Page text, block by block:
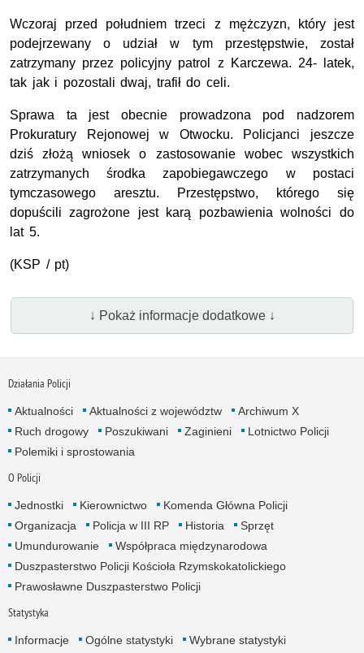
Wczoraj przed południem trzeci z mężczyzn, który jest
podejrzewany o udział w tym przestępstwie, został
zatrzymany przez policyjny patrol z Karczewa. 24- latek,
tak jak i pozostali dwaj, trafił do celi.
Sprawa ta jest obecnie prowadzona pod nadzorem
Prokuratury Rejonowej w Otwocku. Policjanci jeszcze
dziś złożą wniosek o zastosowanie wobec wszystkich
zatrzymanych środka zapobiegawczego w postaci
tymczasowego aresztu. Przestępstwo, którego się
dopuścili zagrożone jest karą pozbawienia wolności do
lat 5.
(KSP / pt)
↓ Pokaż informacje dodatkowe ↓
Działania Policji
Aktualności Aktualności z województw
Archiwum X
Ruch drogowy
Poszukiwani Zaginieni
Lotnictwo Policji
Polemiki i sprostowania
O Policji
Jednostki Kierownictwo
Komenda Główna Policji
Organizacja
Policja w III RP Historia
Sprzęt
Umundurowanie
Współpraca międzynarodowa
Duszpasterstwo Policji Kościoła Rzymskokatolickiego
Prawosławne Duszpasterstwo Policji
Statystyka
Informacje Ogólne statystyki
Wybrane statystyki